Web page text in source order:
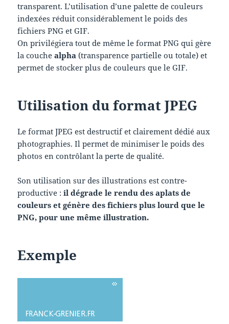
transparent. L’utilisation d’une palette de couleurs
indexées réduit considérablement le poids des
fichiers PNG et GIF.
On privilégiera tout de même le format PNG qui gère
la couchealpha (transparence partielle ou totale) et
permet de stocker plus de couleurs que le GIF.
Utilisation du format JPEG
Le format JPEG est destructif et clairement dédié aux
photographies. Il permet de minimiser le poids des
photos en contrôlant la perte de qualité.
Son utilisation sur des illustrations est contre-
productive : il dégrade le rendu des aplats de
couleurs et génère des fichiers plus lourd que le
PNG, pour une même illustration.
Exemple